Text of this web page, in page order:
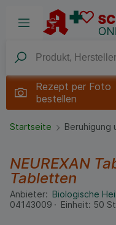
Rezept per Foto
bestellen
Startseite Beruhigung
NEUREXAN
Tabletten
Anbieter: Biologische
04143009
Einheit: 50 St